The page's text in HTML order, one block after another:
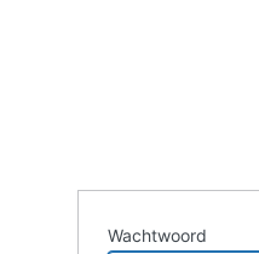
Wachtwoord